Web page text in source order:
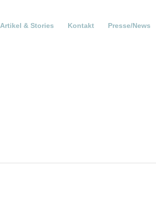
Artikel & Stories Kontakt Presse/News